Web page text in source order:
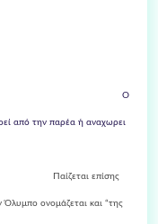
Ο
από την παρέα ή αναχωρει
Όλυμπο ονομάζεται και “της